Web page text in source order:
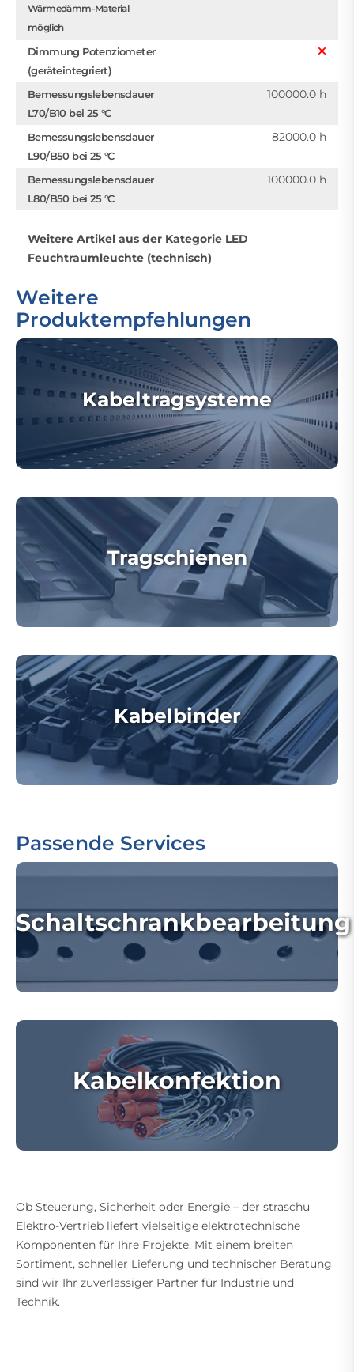
Wärmedämm-Material
möglich
Dimmung Potenziometer
(geräteintegriert)
Bemessungslebensdauer
L70/B10 bei 25 °C
100000.0 h
Bemessungslebensdauer
L90/B50 bei 25 °C
82000.0 h
Bemessungslebensdauer
L80/B50 bei 25 °C
100000.0 h
Weitere Artikel aus der Kategorie LED
Feuchtraumleuchte (technisch)
Weitere
Produktempfehlungen
Kabeltragsysteme
Tragschienen
Kabelbinder
Passende Services
Schaltschrankbearbeitung
Kabelkonfektion
Ob Steuerung, Sicherheit oder Energie – der straschu
Elektro-Vertrieb liefert vielseitige elektrotechnische
Komponenten für Ihre Projekte. Mit einem breiten
Sortiment, schneller Lieferung und technischer Beratung
sind wir Ihr zuverlässiger Partner für Industrie und
Technik.